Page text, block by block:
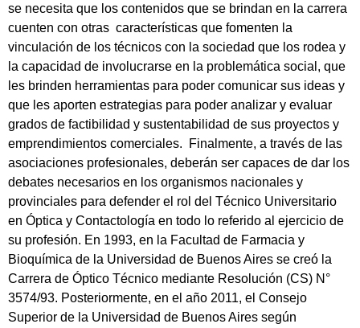
se necesita que los contenidos que se brindan en la carrera
cuenten con otras características que fomenten la
vinculación de los técnicos con la sociedad que los rodea y
la capacidad de involucrarse en la problemática social, que
les brinden herramientas para poder comunicar sus ideas y
que les aporten estrategias para poder analizar y evaluar
grados de factibilidad y sustentabilidad de sus proyectos y
emprendimientos comerciales. Finalmente, a través de las
asociaciones profesionales, deberán ser capaces de dar los
debates necesarios en los organismos nacionales y
provinciales para defender el rol del Técnico Universitario
en Óptica y Contactología en todo lo referido al ejercicio de
su profesión. En 1993, en la Facultad de Farmacia y
Bioquímica de la Universidad de Buenos Aires se creó la
Carrera de Óptico Técnico mediante Resolución (CS) N°
3574/93. Posteriormente, en el año 2011, el Consejo
Superior de la Universidad de Buenos Aires según